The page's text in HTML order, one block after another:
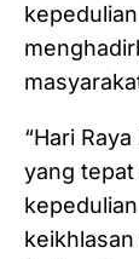
“Hari
yang